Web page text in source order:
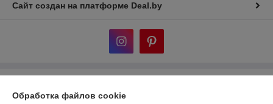
Сайт создан на платформе Deal.by
Обработка файлов cookie